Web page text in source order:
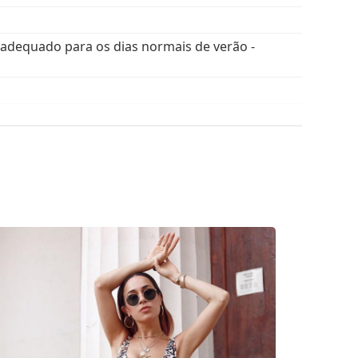
cor do estojo e o seu design podem variar.
de sol. Alguns modelos podem vir com um
estilos de marcas populares.
para os dias normais de verão -